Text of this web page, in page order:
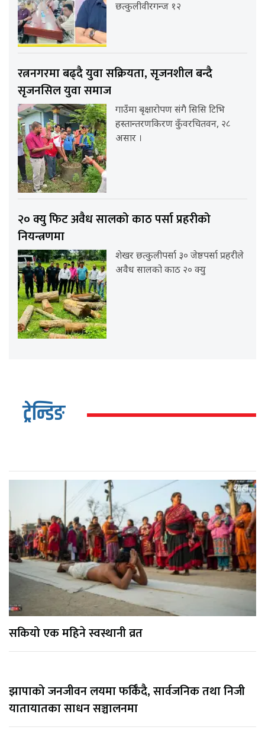
छत्कुलीवीरगन्ज १२
रत्ननगरमा बढ्दै युवा सक्रियता, सृजनशील बन्दै
सृजनसिल युवा समाज
गाउँमा बृक्षारोपण संगै सिसि टिभि
हस्तान्तरणकिरण कुँवरचितवन, २८
असार ।
२० क्यु फिट अवैध सालको काठ पर्सा प्रहरीको
नियन्त्रणमा
शेखर छत्कुलीपर्सा ३० जेष्ठपर्सा प्रहरीले
अवैध सालको काठ २० क्यु
ट्रेन्डिङ
सकियो एक महिने स्वस्थानी व्रत
झापाको जनजीवन लयमा फर्किँदै, सार्वजनिक तथा निजी
यातायातका साधन सञ्चालनमा